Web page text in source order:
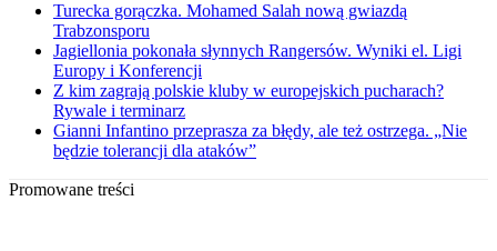
Turecka gorączka. Mohamed Salah nową gwiazdą
Trabzonsporu
Jagiellonia pokonała słynnych Rangersów. Wyniki el. Ligi
Europy i Konferencji
Z kim zagrają polskie kluby w europejskich pucharach?
Rywale i terminarz
Gianni Infantino przeprasza za błędy, ale też ostrzega. „Nie
będzie tolerancji dla ataków”
Promowane treści